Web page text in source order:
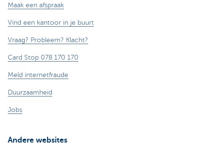
Maak een afspraak
Vind een kantoor in je buurt
Vraag? Probleem? Klacht?
Card Stop 078 170 170
Meld internetfraude
Duurzaamheid
Jobs
Andere websites